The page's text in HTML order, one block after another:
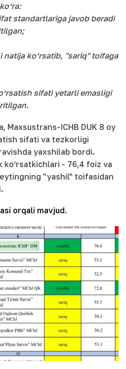
standartlariga javob beradi
ko‘rsatib, "sariq" toifaga
sifati yetarli emasligi
Maxsustrans-ICHB DUK 8 oy
sifati va tezkorligi
yaxshilab bordi.
ko‘rsatkichlari - 76,4 foiz va
"yashil" toifasidan
orqali mavjud.